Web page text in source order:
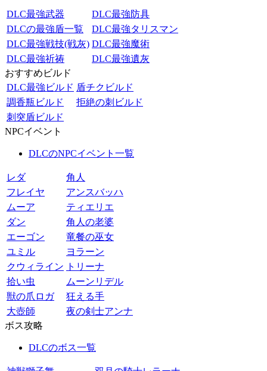
DLC最強武器
DLC最強防具
DLCの最強盾一覧
DLC最強タリスマン
DLC最強戦技(戦灰) DLC最強魔術
DLC最強祈祷
DLC最強遺灰
おすすめビルド
DLC最強ビルド 盾チクビルド
調香瓶ビルド
拒絶の刺ビルド
刺突盾ビルド
NPCイベント
DLCのNPCイベント一覧
レダ
角人
フレイヤ
アンスバッハ
ムーア
ティエリエ
ダン
角人の老婆
エーゴン
竜餐の巫女
ユミル
ヨラーン
クウィライン
トリーナ
拾い虫
ムーンリデル
獣の爪ロガ
狂える手
大壺師
夜の剣士アンナ
ボス攻略
DLCのボス一覧